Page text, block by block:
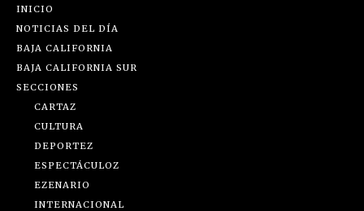
INICIO
NOTICIAS DEL DÍA
BAJA CALIFORNIA
BAJA CALIFORNIA SUR
SECCIONES
CARTAZ
CULTURA
DEPORTEZ
ESPECTÁCULOZ
EZENARIO
INTERNACIONAL